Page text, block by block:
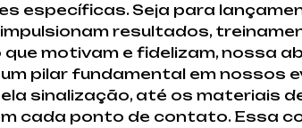
específicas. Seja para
resultados,
motivam e fidelizam, nossa
pilar fundamental em nossos
sinalização, até os materiais
cada ponto de contato. Essa